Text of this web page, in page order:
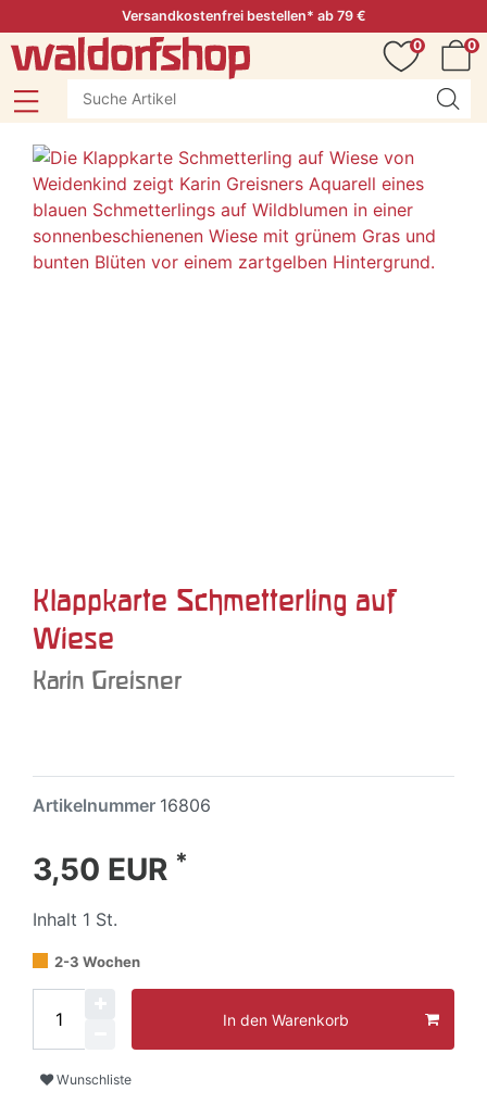
Versandkostenfrei bestellen* ab 79 €
0
0
Klappkarte Schmetterling auf
Wiese
Karin Greisner
Artikelnummer 16806
3,50 EUR *
Inhalt 1 St.
2-3 Wochen
In den Warenkorb
Wunschliste